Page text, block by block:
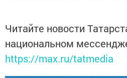
Читайте новости
национальном
https://max.ru/tatmedia